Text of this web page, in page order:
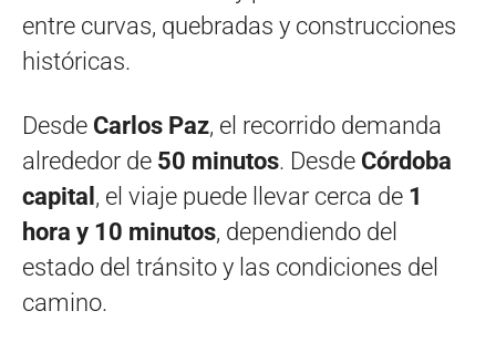
entre curvas, quebradas y construcciones
históricas.
Desde Carlos Paz, el recorrido demanda
alrededor de 50 minutos. Desde Córdoba
capital , el viaje puede llevar cerca de 1
hora y 10 minutos, dependiendo del
estado del tránsito y las condiciones del
camino.